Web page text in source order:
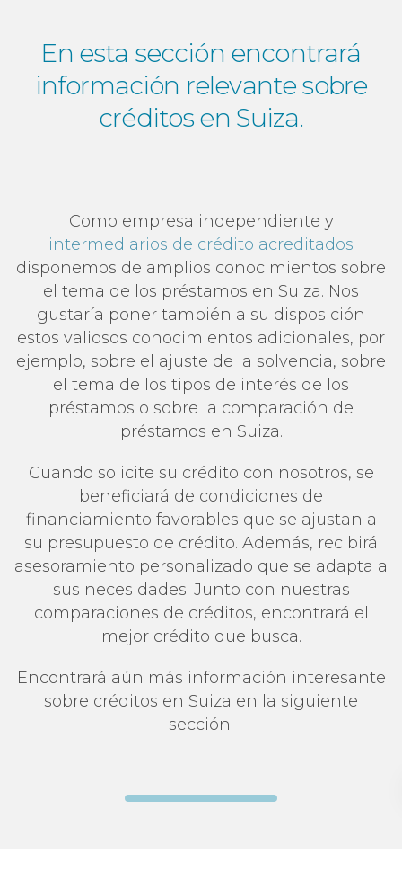
En esta sección encontrará
información relevante sobre
créditos en Suiza.
Como empresa independiente y
intermediarios de crédito acreditados
disponemos de amplios conocimientos sobre
el tema de los préstamos en Suiza. Nos
gustaría poner también a su disposición
estos valiosos conocimientos adicionales, por
ejemplo, sobre el ajuste de la solvencia, sobre
el tema de los tipos de interés de los
préstamos o sobre la comparación de
préstamos en Suiza.
Cuando solicite su crédito con nosotros, se
beneficiará de condiciones de
financiamiento favorables que se ajustan a
su presupuesto de crédito. Además, recibirá
asesoramiento personalizado que se adapta a
sus necesidades. Junto con nuestras
comparaciones de créditos, encontrará el
mejor crédito que busca.
Encontrará aún más información interesante
sobre créditos en Suiza en la siguiente
sección.